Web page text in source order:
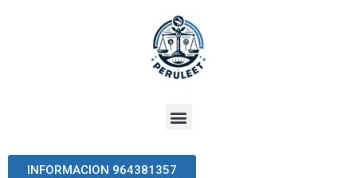
INFORMACION 964381357